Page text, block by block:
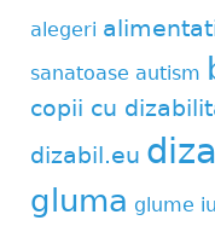
alegeri
sanatoase autism
copii cu
dizabil.eu
gluma glume